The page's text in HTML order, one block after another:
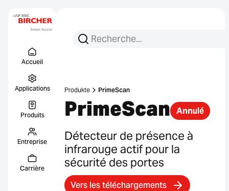
Accueil
Applications
Produits
Entreprise
Carrière
Recherchez :
Recherche
Produkte PrimeScan
PrimeScan Annulé
Détecteur de présence à
infrarouge actif pour la
sécurité des portes
Vers les téléchargements